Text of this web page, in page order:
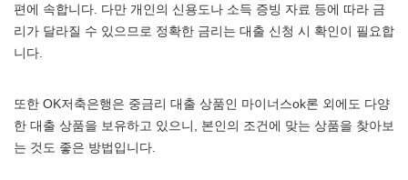
편에 속합니다. 다만 개인의 신용도나 소득 증빙 자료 등에 따라 금
리가 달라질 수 있으므로 정확한 금리는 대출 신청 시 확인이 필요합
니다.
또한 OK저축은행은 중금리 대출 상품인 마이너스ok론 외에도 다양
한 대출 상품을 보유하고 있으니, 본인의 조건에 맞는 상품을 찾아보
는 것도 좋은 방법입니다.